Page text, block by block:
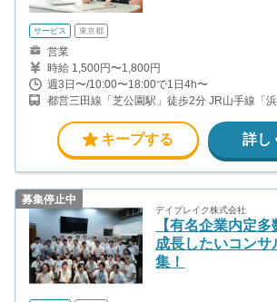
サービス 東京都
営業
時給 1,500円〜1,800円
週3日〜/10:00〜18:00で1日4h〜
都営三田線「芝公園駅」徒歩2分 JR山手線「
キープする 詳し
募集停止中
デイブレイク株式会社
【有名企業内定
成長したいコンサ
集！